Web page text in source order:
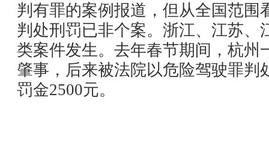
判有罪的案例报道，但从全国范围
判处刑罚已非个案。浙江、江苏、
类案件发生。去年春节期间，杭州
肇事，后来被法院以危险驾驶罪判
罚金2500元。